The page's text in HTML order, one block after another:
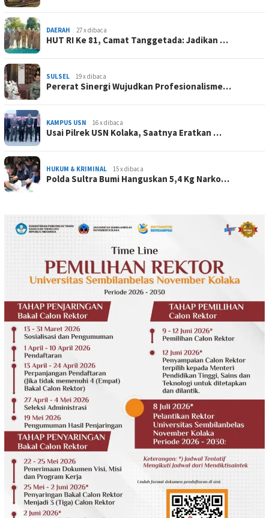
DAERAH 27 x dibaca
HUT RI Ke 81, Camat Tanggetada: Jadikan …
SULSEL 19 x dibaca
Pererat Sinergi Wujudkan Profesionalisme…
KAMPUS USN 16 x dibaca
Usai Pilrek USN Kolaka, Saatnya Eratkan …
HUKUM & KRIMINAL 15 x dibaca
Polda Sultra Bumi Hanguskan 5,4 Kg Narko…